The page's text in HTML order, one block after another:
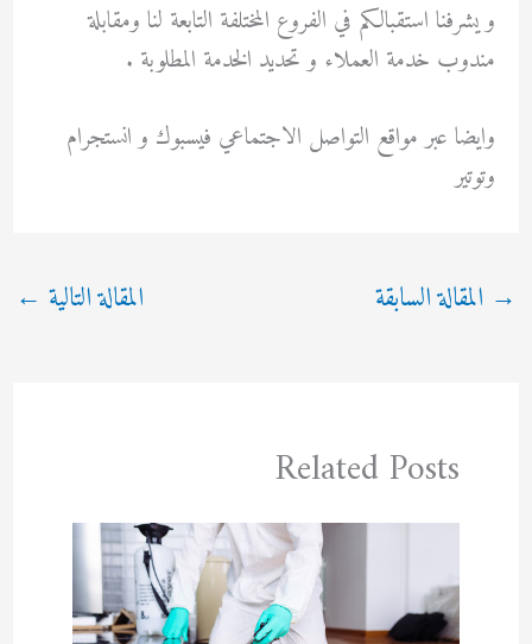
و يشرفنا استقبالكم في الفروع المختلفة التابعة لنا ومقابلة
مندوب خدمة العملاء و تحديد الخدمة المطلوبة .
وايضا عبر مواقع التواصل الاجتماعي فيسبوك و انستجرام
وتوتير
→ المقالة السابقة المقالة التالية ←
Related Posts